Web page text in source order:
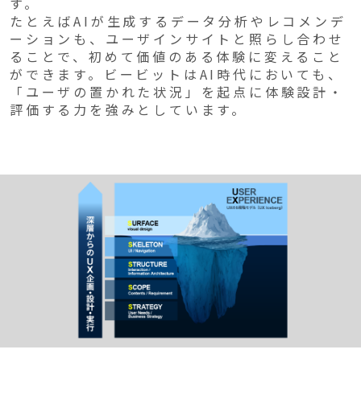
たとえばAIが生成するデータ分析やレコメンデ
ーションも、ユーザインサイトと照らし合わせ
ることで、初めて価値のある体験に変えること
ができます。ビービットはAI時代においても、
「ユーザの置かれた状況」を起点に体験設計・
評価する力を強みとしています。